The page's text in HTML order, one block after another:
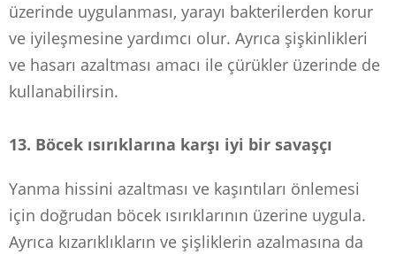
üzerinde uygulanması, yarayı bakterilerden korur
ve iyileşmesine yardımcı olur. Ayrıca şişkinlikleri
ve hasarı azaltması amacı ile çürükler üzerinde de
kullanabilirsin.
13. Böcek ısırıklarına karşı iyi bir savaşçı
Yanma hissini azaltması ve kaşıntıları önlemesi
için doğrudan böcek ısırıklarının üzerine uygula.
Ayrıca kızarıklıkların ve şişliklerin azalmasına da